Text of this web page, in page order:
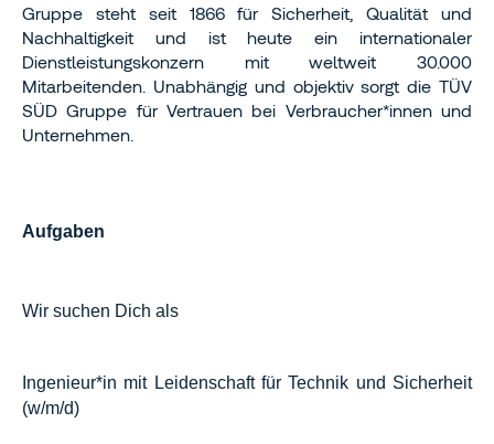
Gruppe steht seit 1866 für Sicherheit, Qualität und
Nachhaltigkeit und ist heute ein internationaler
Dienstleistungskonzern mit weltweit 30.000
Mitarbeitenden. Unabhängig und objektiv sorgt die TÜV
SÜD Gruppe für Vertrauen bei Verbraucher*innen und
Unternehmen.
Aufgaben
Wir suchen Dich als
Ingenieur*in mit Leidenschaft für Technik und Sicherheit
(w/m/d)